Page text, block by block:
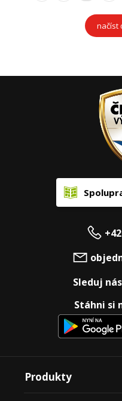
načíst
Sleduj
Stáhni si
Produkty